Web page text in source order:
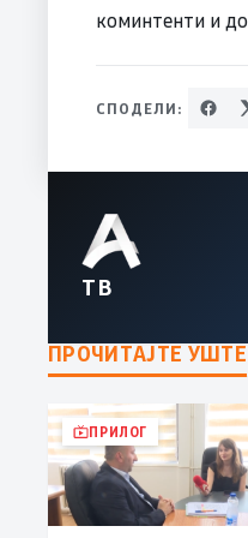
коминтенти и
СПОДЕЛИ:
ТВ
ПРОЧИТАЈТЕ УШТЕ
ПРИЛОГ